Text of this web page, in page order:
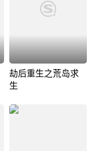
劫后重生之荒岛求
生